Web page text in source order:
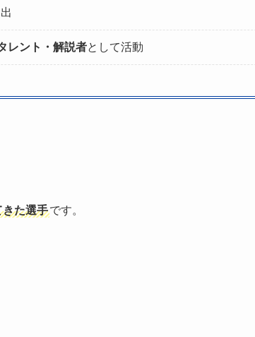
レント・解説者として活動
きた選手です。